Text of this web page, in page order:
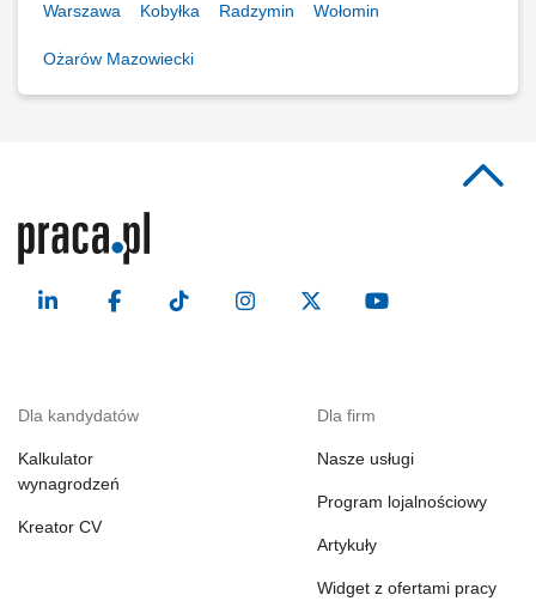
Warszawa Kobyłka Radzymin Wołomin
Ożarów Mazowiecki
Dla kandydatów
Kalkulator
wynagrodzeń
Kreator CV
Dla firm
Nasze usługi
Program lojalnościowy
Artykuły
Widget z ofertami pracy